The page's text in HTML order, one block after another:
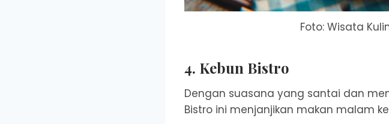
Foto: Wisata
4. Kebun Bistro
Dengan suasana yang santai dan
Bistro ini menjanjikan makan malam